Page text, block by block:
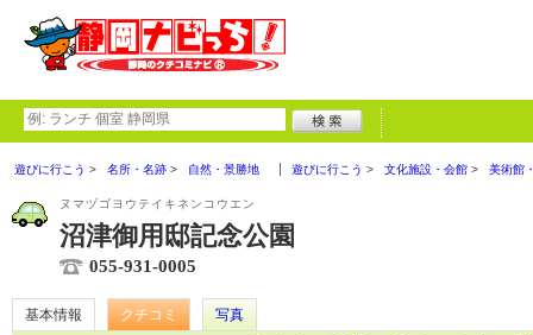
遊びに行こう 名所・名跡 自然・景勝地 遊びに行こう 文化施設・会館 美術館
ヌマヅゴヨウテイキネンコウエン
沼津御用邸記念公園
055-931-0005
基本情報 クチコミ
写真